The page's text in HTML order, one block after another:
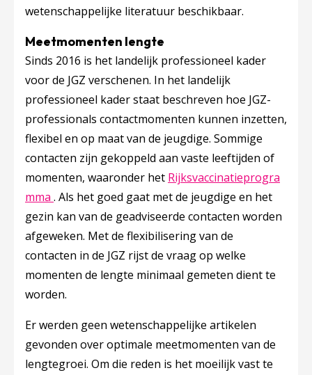
wetenschappelijke literatuur beschikbaar.
Meetmomenten lengte
Sinds 2016 is het landelijk professioneel kader
voor de JGZ verschenen. In het landelijk
professioneel kader staat beschreven hoe JGZ-
professionals contactmomenten kunnen inzetten,
flexibel en op maat van de jeugdige. Sommige
contacten zijn gekoppeld aan vaste leeftijden of
momenten, waaronder het Rijksvaccinatieprogra
mma Deze linkt opent in een nieuw tabblad
. Als het goed gaat met de jeugdige en het
gezin kan van de geadviseerde contacten worden
afgeweken. Met de flexibilisering van de
contacten in de JGZ rijst de vraag op welke
momenten de lengte minimaal gemeten dient te
worden.
Er werden geen wetenschappelijke artikelen
gevonden over optimale meetmomenten van de
lengtegroei. Om die reden is het moeilijk vast te